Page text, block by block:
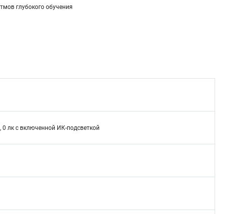
глубокого обучения
0 лк с включенной ИК-подсветкой